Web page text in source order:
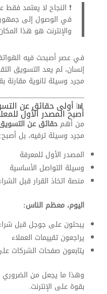
❗ النجاح لا يعتمد
في الوصول إلى
والإنترنت هو هذا
في عصر أصبحت فيه
إنسان، لم يعد التسويق
مجرد وسيلة ثانوية مقارنة
📊 أولى حقائق عن
أصبح المصدر الأول
من أهم حقائق عن التسويق
مجرد وسيلة ترفيه، بل أصبح:
المصدر الأول للمعرفة
وسيلة التواصل الأساسية
منصة اتخاذ القرار قبل
اليوم، معظم الناس:
يبحثون على جوجل قبل
يراجعون تقييمات العملاء
يتابعون صفحات الشركات
وهذا ما يجعل من
بقوة على الإنترنت.